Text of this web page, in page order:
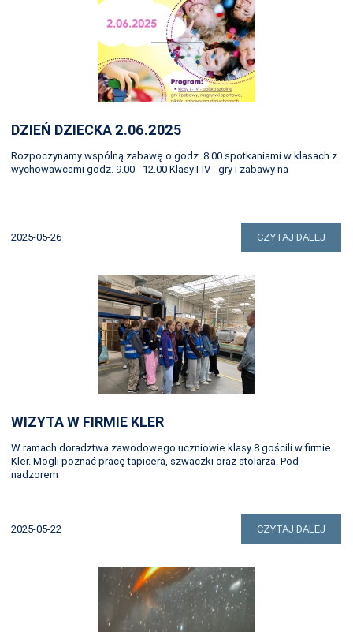
DZIEŃ DZIECKA 2.06.2025
Rozpoczynamy wspólną zabawę o godz. 8.00 spotkaniami w klasach z
wychowawcami godz. 9.00 - 12.00 Klasy I-IV - gry i zabawy na
2025-05-26 CZYTAJ DALEJ
WIZYTA W FIRMIE KLER
W ramach doradztwa zawodowego uczniowie klasy 8 gościli w firmie
Kler. Mogli poznać pracę tapicera, szwaczki oraz stolarza. Pod
nadzorem
2025-05-22 CZYTAJ DALEJ